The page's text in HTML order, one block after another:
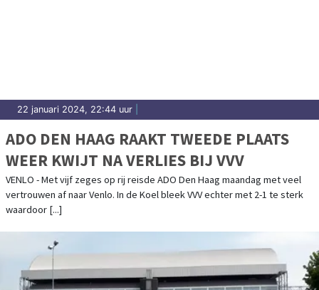
22 januari 2024, 22:44 uur
ADO DEN HAAG RAAKT TWEEDE PLAATS
WEER KWIJT NA VERLIES BIJ VVV
VENLO - Met vijf zeges op rij reisde ADO Den Haag maandag met veel
vertrouwen af naar Venlo. In de Koel bleek VVV echter met 2-1 te sterk
waardoor [...]